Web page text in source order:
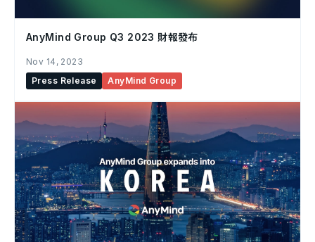
AnyMind Group Q3 2023 財報發布
Nov 14, 2023
Press Release
AnyMind Group